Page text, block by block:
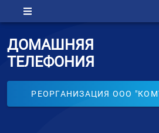
ДОМАШНЯЯ
ТЕЛЕФОНИЯ
РЕОРГАНИЗАЦИЯ ООО